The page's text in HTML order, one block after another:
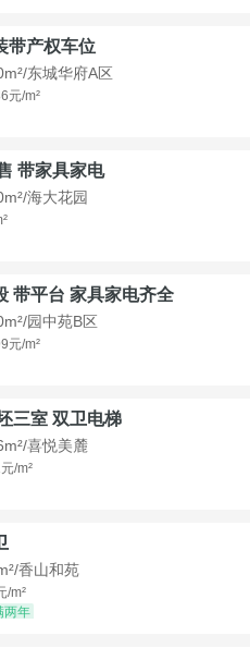
带产权车位
东城华府A区
元/m²
带家具家电
海大花园
带平台 家具家电齐全
园中苑B区
元/m²
三室 双卫电梯
喜悦美麓
/m²
香山和苑
/m²
两年